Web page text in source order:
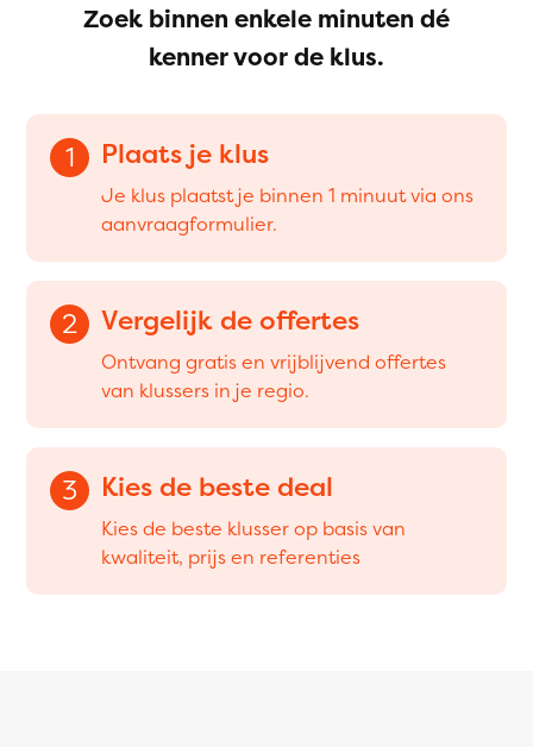
Zoek binnen enkele minuten dé
kenner voor de klus.
1 Plaats je klus
Je klus plaatst je binnen 1 minuut via ons
aanvraagformulier.
2 Vergelijk de offertes
Ontvang gratis en vrijblijvend offertes
van klussers in je regio.
3 Kies de beste deal
Kies de beste klusser op basis van
kwaliteit, prijs en referenties